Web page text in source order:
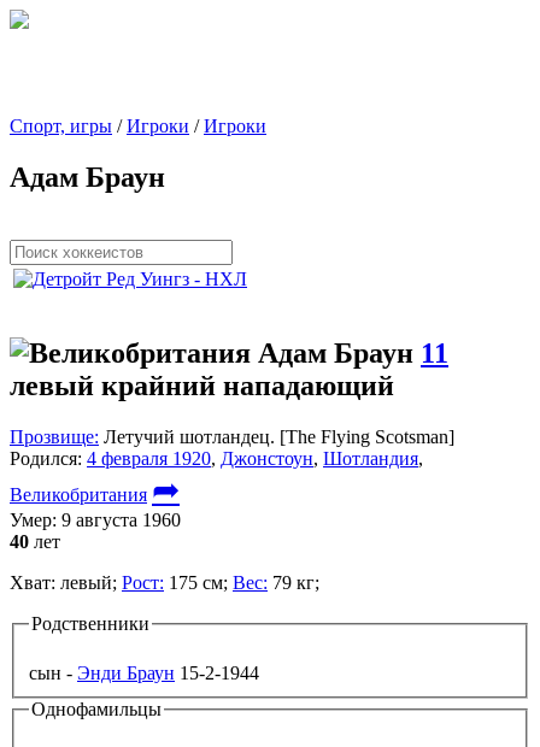
Спорт, игры /Игроки /Игроки
Адам Браун
Адам Браун 11
левый крайний нападающий
Прозвище: Летучий шотландец. [The Flying Scotsman]
Родился: 4 февраля 1920, Джонстоун, Шотландия,
Великобритания ➦
Умер: 9 августа 1960
40 лет
Хват: левый; Рост: 175 см; Вес: 79 кг;
Родственники
сын - Энди Браун 15-2-1944
Однофамильцы